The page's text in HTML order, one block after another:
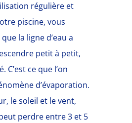
régulière et
piscine, vous
la ligne d’eau a
petit à petit,
C’est ce que l’on
d’évaporation.
le soleil et le vent,
perdre entre 3 et 5